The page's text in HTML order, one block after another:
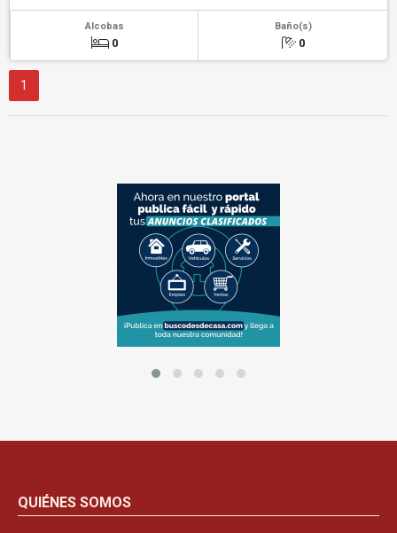
Alcobas
0
Baño(s)
0
1
QUIÉNES SOMOS